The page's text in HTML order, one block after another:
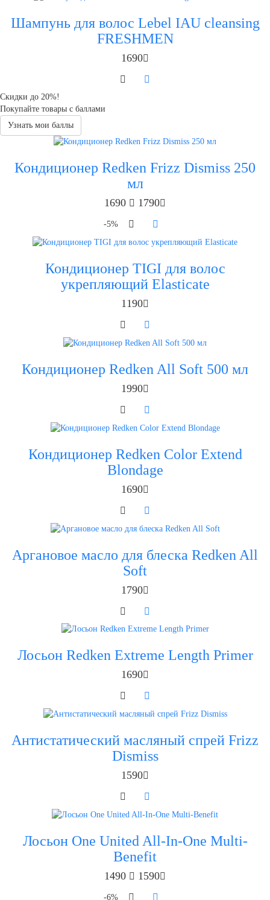
Шампунь для волос Lebel IAU cleansing
FRESHMEN
1690
Скидки до 20%!
Покупайте товары с баллами
Узнать мои баллы
Кондиционер Redken Frizz Dismiss 250
мл
1690 1790
-5%
Кондиционер TIGI для волос
укрепляющий Elasticate
1190
Кондиционер Redken All Soft 500 мл
1990
Кондиционер Redken Color Extend
Blondage
1690
Аргановое масло для блеска Redken All
Soft
1790
Лосьон Redken Extreme Length Primer
1690
Антистатический масляный спрей Frizz
Dismiss
1590
Лосьон One United All-In-One Multi-
Benefit
1490 1590
-6%